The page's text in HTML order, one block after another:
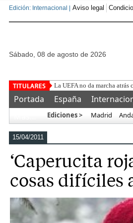
Edición: Internacional | Aviso legal
sábado, 08 de agosto de 2026
La UEFA no da marcha
Portada España
Ediciones > Madrid
15/04/2011
‘Caperucita
cosas difíciles